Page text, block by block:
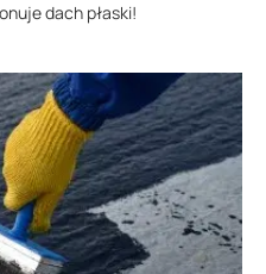
dach płaski!